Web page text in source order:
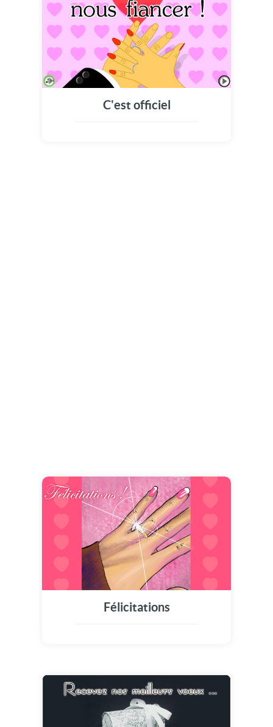
C'est officiel
Félicitations